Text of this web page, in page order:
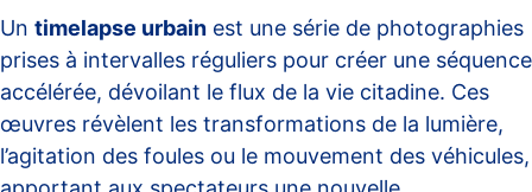
Un timelapse urbain est une série de photographies
prises à intervalles réguliers pour créer une séquence
accélérée, dévoilant le flux de la vie citadine. Ces
œuvres révèlent les transformations de la lumière,
l’agitation des foules ou le mouvement des véhicules,